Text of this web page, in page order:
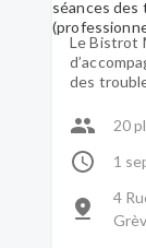
Le Bistrot
des
ouvert à
interrogations et ses difficultés
bénévoles
20
1
4